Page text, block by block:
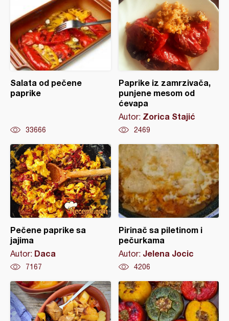
Salata od pečene
paprike
33666
Paprike iz zamrzivača,
punjene mesom od
ćevapa
Autor: Zorica Stajić
2469
Pečene paprike sa
jajima
Autor: Daca
7167
Pirinač sa piletinom i
pečurkama
Autor: Jelena Jocic
4206